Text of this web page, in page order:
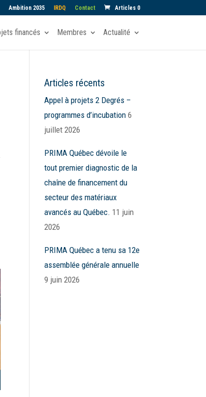
Ambition 2035 IRDQ Contact Articles 0
financés Membres Actualité
Articles récents
Appel à projets 2 Degrés –
programmes d’incubation 6
juillet 2026
PRIMA Québec dévoile le
tout premier diagnostic de la
chaîne de financement du
secteur des matériaux
avancés au Québec. 11 juin
2026
PRIMA Québec a tenu sa 12e
assemblée générale annuelle
9 juin 2026